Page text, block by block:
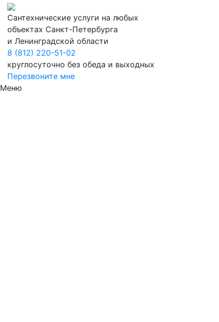
Сантехнические услуги на любых
объектах Санкт-Петербурга
и Ленинградской области
8 (812) 220-51-02
круглосуточно без обеда и выходных
Перезвоните мне
Меню